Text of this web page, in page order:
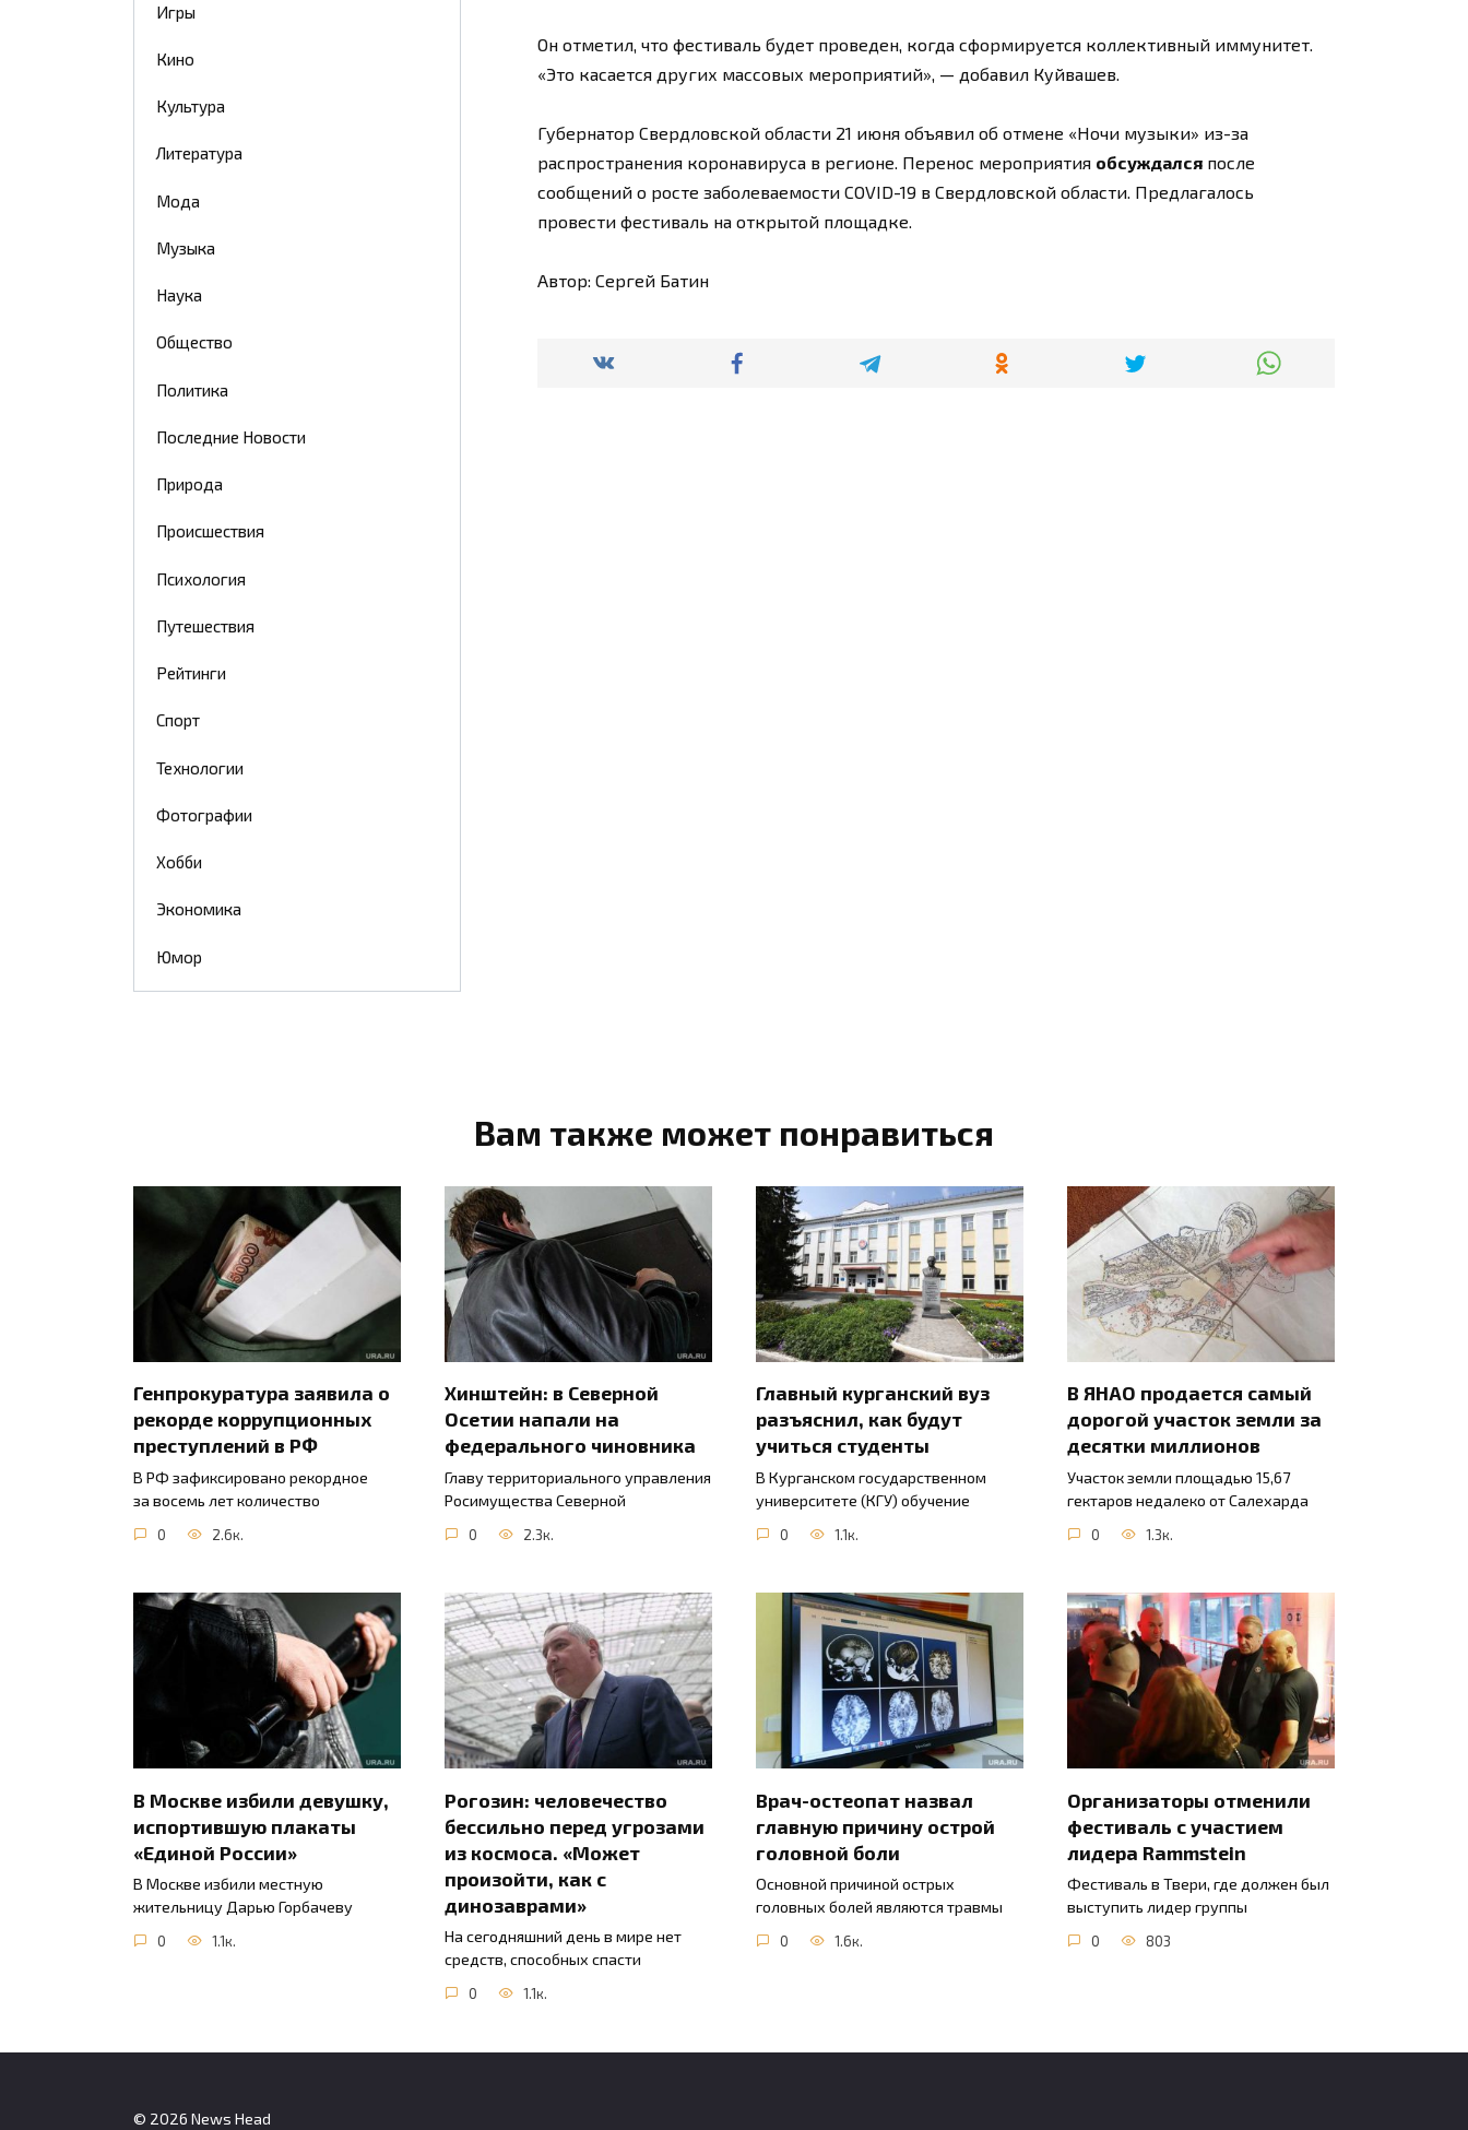
Он отметил, что фестиваль будет проведен, когда сформируется коллективный иммунитет.
«Это касается других массовых мероприятий», — добавил Куйвашев.
Губернатор Свердловской области 21 июня объявил об отмене «Ночи музыки» из-за
распространения коронавируса в регионе. Перенос мероприятия обсуждался после
сообщений о росте заболеваемости COVID-19 в Свердловской области. Предлагалось
провести фестиваль на открытой площадке.
Автор: Сергей Батин
Игры
Кино
Культура
Литература
Мода
Музыка
Наука
Общество
Политика
Последние Новости
Природа
Происшествия
Психология
Путешествия
Рейтинги
Спорт
Технологии
Фотографии
Хобби
Экономика
Юмор
Вам также может понравиться
Генпрокуратура заявила о
рекорде коррупционных
преступлений в РФ
В РФ зафиксировано рекордное
за восемь лет количество
0 2.6к.
Хинштейн: в Северной
Осетии напали на
федерального чиновника
Главу территориального управления
Росимущества Северной
0 2.3к.
Главный курганский вуз
разъяснил, как будут
учиться студенты
В Курганском государственном
университете (КГУ) обучение
0 1.1к.
В ЯНАО продается самый
дорогой участок земли за
десятки миллионов
Участок земли площадью 15,67
гектаров недалеко от Салехарда
0 1.3к.
В Москве избили девушку,
испортившую плакаты
«Единой России»
В Москве избили местную
жительницу Дарью Горбачеву
0 1.1к.
Рогозин: человечество
бессильно перед угрозами
из космоса. «Может
произойти, как с
динозаврами»
На сегодняшний день в мире нет
средств, способных спасти
0 1.1к.
Врач-остеопат назвал
главную причину острой
головной боли
Основной причиной острых
головных болей являются травмы
0 1.6к.
Организаторы отменили
фестиваль с участием
лидера Rammstein
Фестиваль в Твери, где должен был
выступить лидер группы
0 803
© 2026 News Head